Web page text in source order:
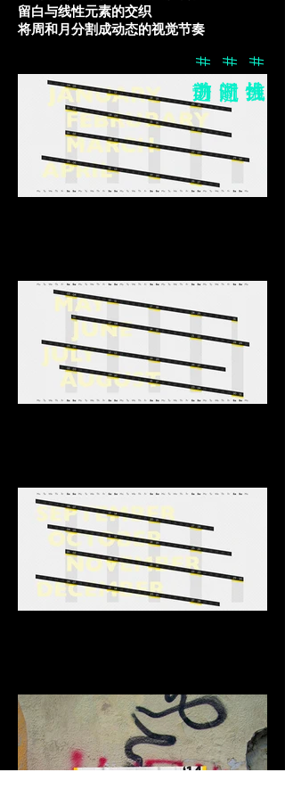
留白与线性元素的交织
将周和月分割成动态的视觉节奏
#线性推力
#时间流逝
#前进动力